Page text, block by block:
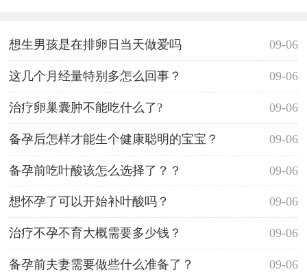
09-06
想生男孩是在排卵日当天做爱吗
09-06
这几个月经量特别多怎么回事？
09-06
治疗卵巢囊肿不能吃什么了?
09-06
备孕后怎样才能生个健康聪明的宝宝？
09-06
备孕前吃叶酸该怎么选择了？？
09-06
想怀孕了可以开始补叶酸吗？
09-06
治疗不孕不育大概需要多少钱？
09-06
备孕前夫妻需要做些什么准备了？